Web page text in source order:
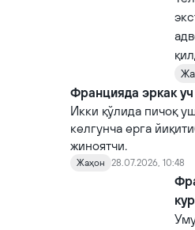
Францияда эркак
Икки қўлида пичоқ
келгунча ерга
жиноятчи.
Жаҳон 28.07.2026, 10:48